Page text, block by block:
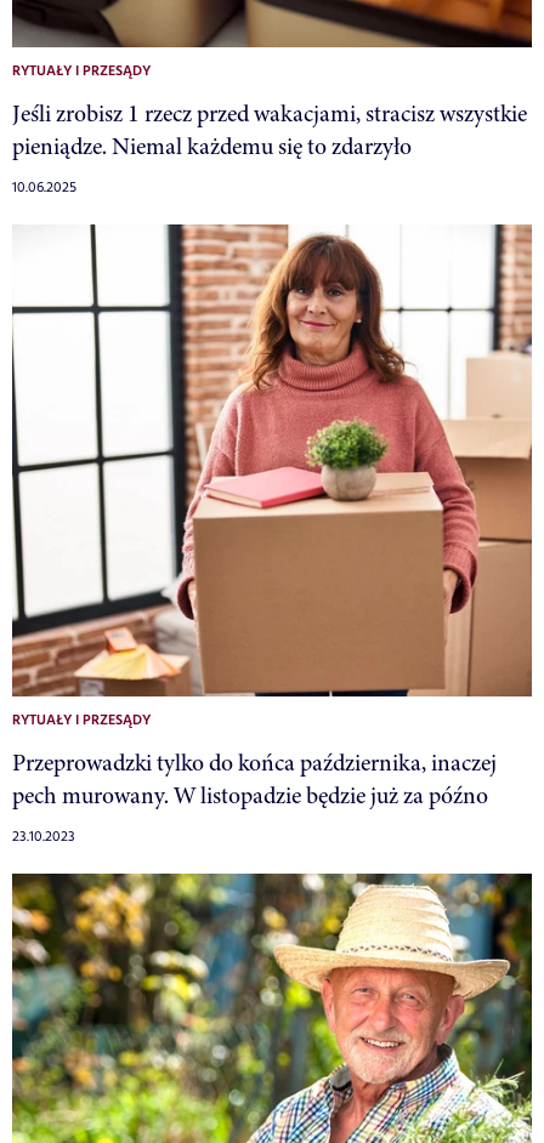
RYTUAŁY I PRZESĄDY
Jeśli zrobisz 1 rzecz przed wakacjami, stracisz wszystkie
pieniądze. Niemal każdemu się to zdarzyło
10.06.2025
RYTUAŁY I PRZESĄDY
Przeprowadzki tylko do końca października, inaczej
pech murowany. W listopadzie będzie już za późno
23.10.2023